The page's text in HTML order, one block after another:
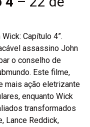
Capítulo 4”.
assassino John
o conselho de
Este filme,
mais ação eletrizante
enquanto Wick
transformados
Lance Reddick,